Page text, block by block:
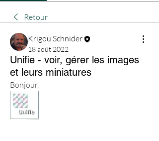
Retour
Krigou Schnider
18 août 2022
Unifie - voir, gérer les images
et leurs miniatures
Bonjour,